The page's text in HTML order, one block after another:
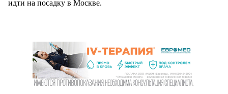
идти на посадку в Москве.